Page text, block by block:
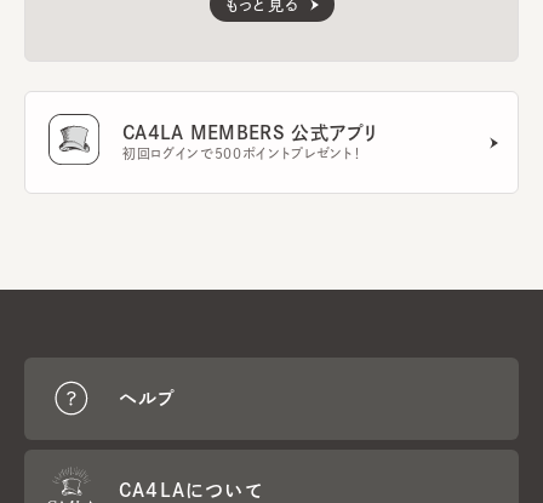
もっと見る
CA4LA MEMBERS 公式アプリ
初回ログインで500ポイントプレゼント！
ヘルプ
CA4LAについて